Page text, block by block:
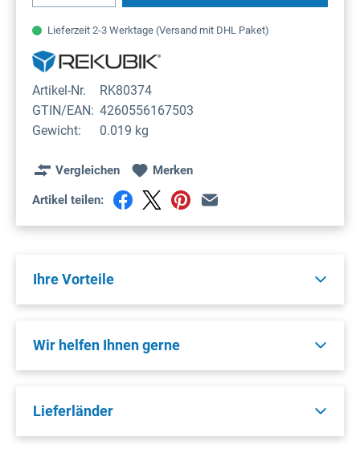
Lieferzeit 2-3 Werktage (Versand mit DHL Paket)
Artikel-Nr.
RK80374
GTIN/EAN: 4260556167503
Gewicht:
0.019 kg
Vergleichen Merken
Artikel teilen:
Ihre Vorteile
Wir helfen Ihnen gerne
Lieferländer